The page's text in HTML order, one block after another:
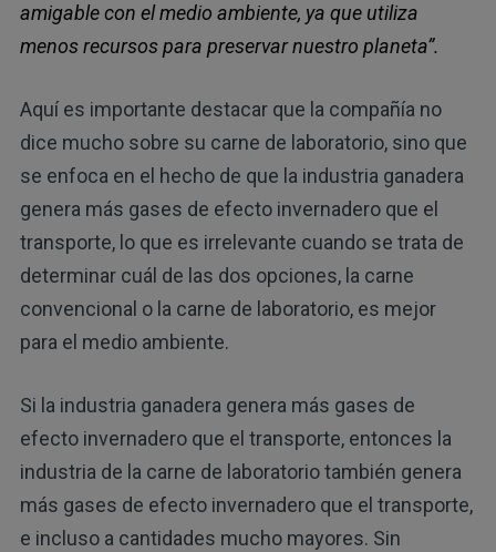
amigable con el medio ambiente, ya que utiliza
menos recursos para preservar nuestro planeta”.
Aquí es importante destacar que la compañía no
dice mucho sobre su carne de laboratorio, sino que
se enfoca en el hecho de que la industria ganadera
genera más gases de efecto invernadero que el
transporte, lo que es irrelevante cuando se trata de
determinar cuál de las dos opciones, la carne
convencional o la carne de laboratorio, es mejor
para el medio ambiente.
Si la industria ganadera genera más gases de
efecto invernadero que el transporte, entonces la
industria de la carne de laboratorio también genera
más gases de efecto invernadero que el transporte,
e incluso a cantidades mucho mayores. Sin